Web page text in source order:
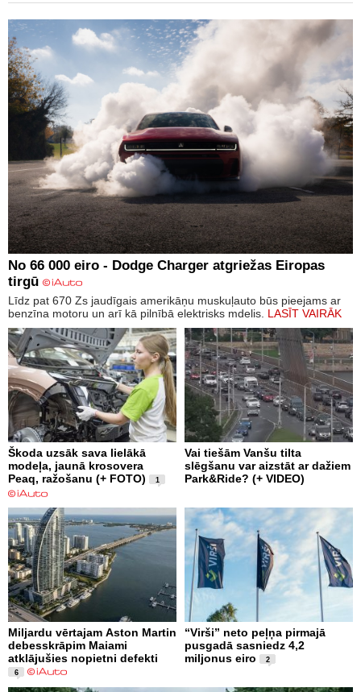
No 66 000 eiro - Dodge Charger atgriežas Eiropas
tirgū
Līdz pat 670 Zs jaudīgais amerikāņu muskuļauto būs pieejams ar
benzīna motoru un arī kā pilnībā elektrisks mdelis. LASĪT VAIRĀK
Škoda uzsāk sava lielākā
modeļa, jaunā krosovera
Peaq, ražošanu (+ FOTO)
1
Vai tiešām Vanšu tilta
slēgšanu var aizstāt ar dažiem
Park&Ride? (+ VIDEO)
Miljardu vērtajam Aston Martin
debesskrāpim Maiami
atklājušies nopietni defekti
6
“Virši” neto peļņa pirmajā
pusgadā sasniedz 4,2
miljonus eiro
2